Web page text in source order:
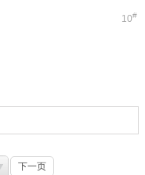
10#
下一页